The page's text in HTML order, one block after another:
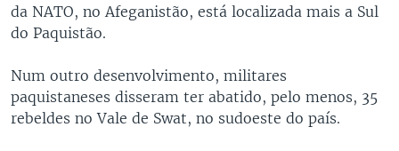
da NATO, no Afeganistão, está localizada mais a Sul
do Paquistão.
Num outro desenvolvimento, militares
paquistaneses disseram ter abatido, pelo menos, 35
rebeldes no Vale de Swat, no sudoeste do país.